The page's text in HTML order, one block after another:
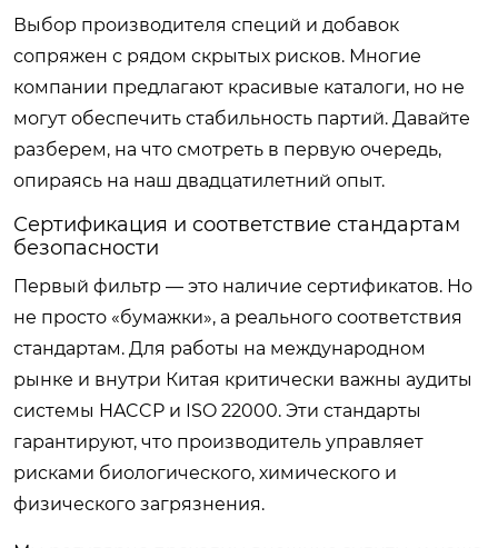
Выбор производителя специй и добавок
сопряжен с рядом скрытых рисков. Многие
компании предлагают красивые каталоги, но не
могут обеспечить стабильность партий. Давайте
разберем, на что смотреть в первую очередь,
опираясь на наш двадцатилетний опыт.
Сертификация и соответствие стандартам
безопасности
Первый фильтр — это наличие сертификатов. Но
не просто «бумажки», а реального соответствия
стандартам. Для работы на международном
рынке и внутри Китая критически важны аудиты
системы HACCP и ISO 22000. Эти стандарты
гарантируют, что производитель управляет
рисками биологического, химического и
физического загрязнения.